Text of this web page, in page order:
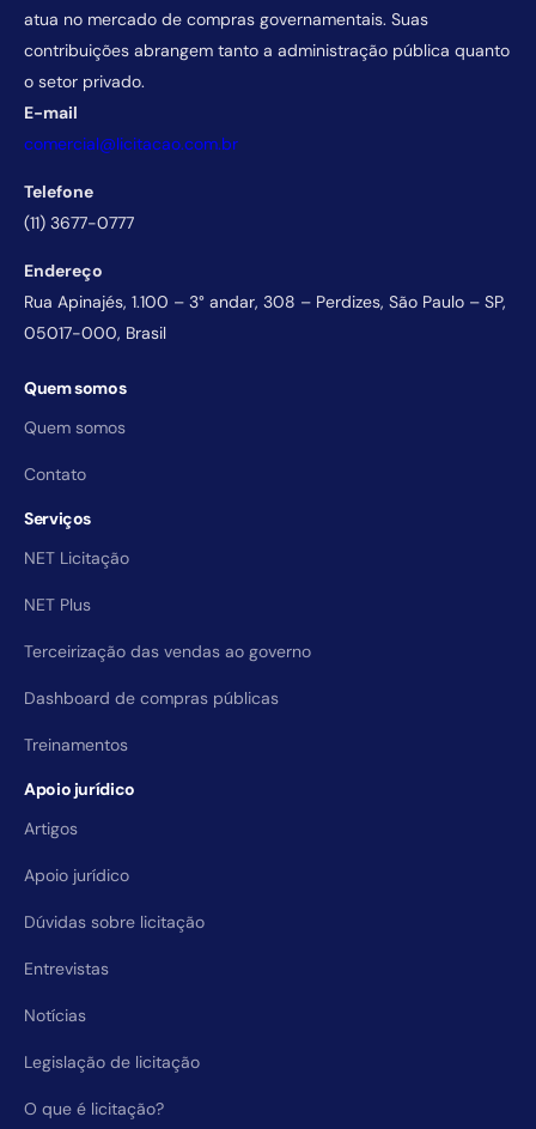
atua no mercado de compras governamentais. Suas
contribuições abrangem tanto a administração pública quanto
o setor privado.
E-mail
comercial@licitacao.com.br
Telefone
(11) 3677-0777
Endereço
Rua Apinajés, 1.100 – 3° andar, 308 – Perdizes, São Paulo – SP,
05017-000, Brasil
Quem somos
Quem somos
Contato
Serviços
NET Licitação
NET Plus
Terceirização das vendas ao governo
Dashboard de compras públicas
Treinamentos
Apoio jurídico
Artigos
Apoio jurídico
Dúvidas sobre licitação
Entrevistas
Notícias
Legislação de licitação
O que é licitação?